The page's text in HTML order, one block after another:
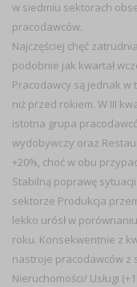
w siedmiu sektorach
pracodawców.
Najczęściej chęć
podobnie jak kwartał
Pracodawcy są jednak
niż przed rokiem. W III
istotna grupa
wydobywczy oraz
+20%, choć w obu
Stabilną poprawę
sektorze Produkcja
lekko urósł w
roku. Konsekwentnie z
nastroje pracodawców z
Nieruchomości/ Usługi